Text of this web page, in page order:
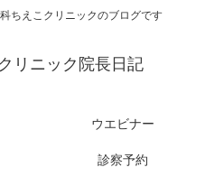
ちえこクリニックのブログです
リニック院長日記
ウエビナー
診察予約